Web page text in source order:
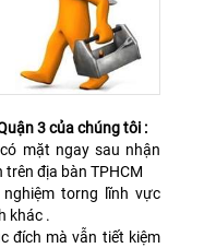
3 của chúng tôi :
mặt ngay sau nhận
địa bàn TPHCM
torng lĩnh vực
khác .
đích mà vẫn tiết kiệm